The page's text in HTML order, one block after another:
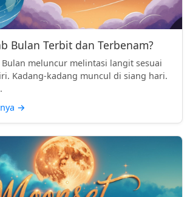
Bulan Terbit dan Terbenam?
Bulan meluncur melintasi langit sesuai
Kadang-kadang muncul di siang hari.
→